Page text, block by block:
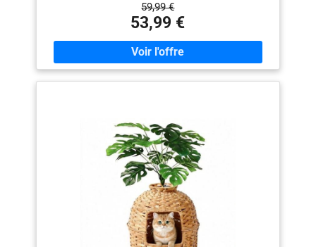
AWARD 2024, les panneaux s’emboîtent Plus
d’intimité, moins d’odeurs : Grâce à sa conception
fermée, ce meuble pour bac à litière offre à votre chat
un espace privé où il se sent en sécurité pour faire ses
besoins, tout en limitant la diffusion des mauvaises
odeurs Taille idéale : Avec ses dimensions de 80 x 50 x
l’accès aux chiens Polyvalent et élégant : Ce meuble ne
sert pas seulement à cacher la litière, il fait aussi office
de petite maison pour votre chat. Son design épuré et
sa finition effet bois en font un véritable élément déco
Solide et durable : Conçue en panneaux de qualité,
cette maison de toilettes pour chat est stable et faite
pour durer. Le plateau supérieur supporte jusqu’à 60 kg,
pour vous accompagner, vous et vos félins, pendant de
nombreuses années
59,99 €
53,99 €